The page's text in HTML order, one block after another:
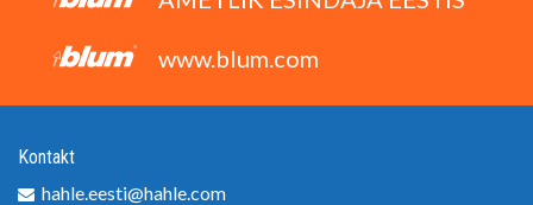
www.blum.com
Kontakt
hahle.eesti@hahle.com